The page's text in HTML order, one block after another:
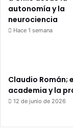
autonomía y la
neurociencia
Hace 1 semana
Claudio Román;
academia y la
12 de junio de 2026